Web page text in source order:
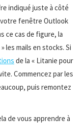
indiqué juste à côté
votre fenêtre Outlook
ce cas de figure, la
les mails en stocks. Si
de la « Litanie pour
Commencez par les
puis remontez
de vous apprendre à